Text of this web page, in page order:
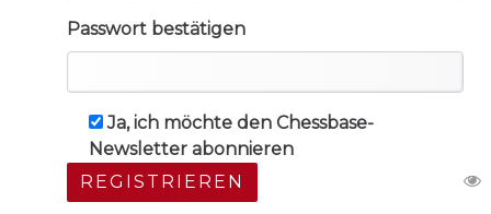
Passwort bestätigen
Ja, ich möchte den Chessbase-
Newsletter abonnieren
REGISTRIEREN